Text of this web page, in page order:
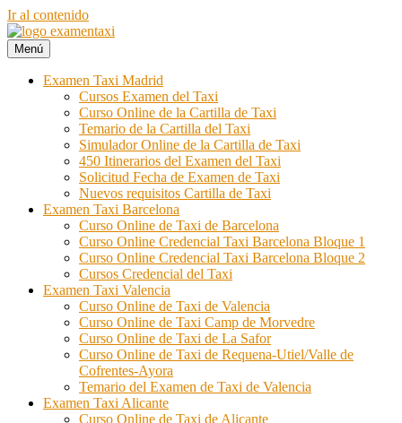
Ir al contenido
Examen Taxi te ayuda a aprobar el examen de la cartilla del taxi
Examen Taxi incluye la información necesaria para aprobar la cartilla
del taxi. Si quieres aprobar el examen de la cartilla, Examen Taxi es
Menú
Examen Taxi Madrid
Cursos Examen del Taxi
Curso Online de la Cartilla de Taxi
Temario de la Cartilla del Taxi
Simulador Online de la Cartilla de Taxi
450 Itinerarios del Examen del Taxi
Solicitud Fecha de Examen de Taxi
Nuevos requisitos Cartilla de Taxi
Examen Taxi Barcelona
Curso Online de Taxi de Barcelona
Curso Online Credencial Taxi Barcelona Bloque 1
Curso Online Credencial Taxi Barcelona Bloque 2
Cursos Credencial del Taxi
Examen Taxi Valencia
Curso Online de Taxi de Valencia
Curso Online de Taxi Camp de Morvedre
Curso Online de Taxi de La Safor
Curso Online de Taxi de Requena-Utiel/Valle de
Cofrentes-Ayora
Temario del Examen de Taxi de Valencia
Examen Taxi Alicante
Curso Online de Taxi de Alicante